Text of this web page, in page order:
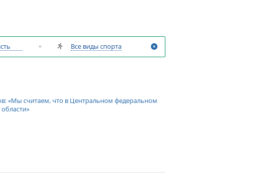
Все виды спорта
«Мы считаем, что в Центральном федеральном